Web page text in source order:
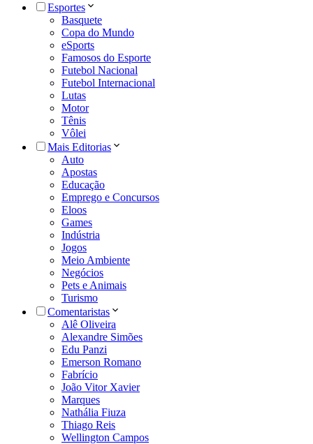
Esportes
Basquete
Copa do Mundo
eSports
Famosos do Esporte
Futebol Nacional
Futebol Internacional
Lutas
Motor
Tênis
Vôlei
Mais Editorias
Auto
Apostas
Educação
Emprego e Concursos
Eloos
Games
Indústria
Jogos
Meio Ambiente
Negócios
Pets e Animais
Turismo
Comentaristas
Alê Oliveira
Alexandre Simões
Edu Panzi
Emerson Romano
Fabrício
João Vitor Xavier
Marques
Nathália Fiuza
Thiago Reis
Wellington Campos